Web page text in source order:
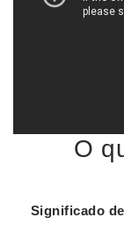
O
Significado